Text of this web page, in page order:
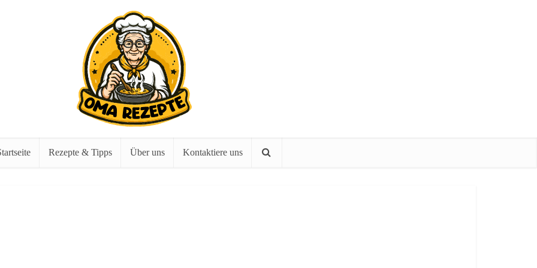
Rezepte & Tipps Über uns Kontaktiere uns